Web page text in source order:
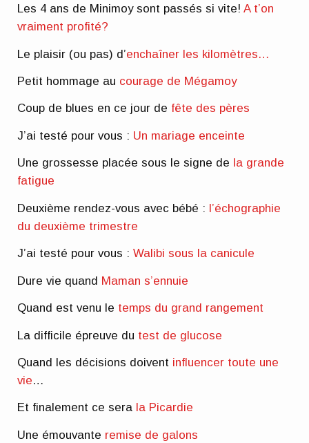
Les 4 ans de Minimoy sont passés si vite!A t’on
vraiment profité?
Le plaisir (ou pas) d’enchaîner les kilomètres…
Petit hommage au courage de Mégamoy
Coup de blues en ce jour de fête des pères
J’ai testé pour vous : Un mariage enceinte
Une grossesse placée sous le signe de la grande
fatigue
Deuxième rendez-vous avec bébé : l’échographie
du deuxième trimestre
J’ai testé pour vous :Walibi sous la canicule
Dure vie quand Maman s’ennuie
Quand est venu le temps du grand rangement
La difficile épreuve du test de glucose
Quand les décisions doivent influencer toute une
vie…
Et finalement ce sera la Picardie
Une émouvante remise de galons